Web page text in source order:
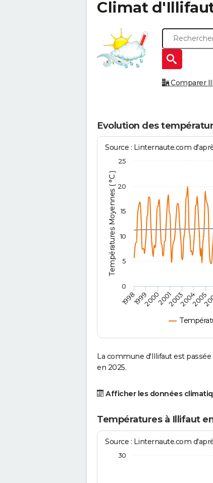
Climat d'
Comparer
Evolution des
Températures Moyennes ( °C )
Source : Linternaute.com
1998199920002001200320042005
0
5
10
15
20
25
La commune d'Illifaut est passée
en 2025.
Afficher les données
Températures à Illifaut
Source : Linternaute.com
30